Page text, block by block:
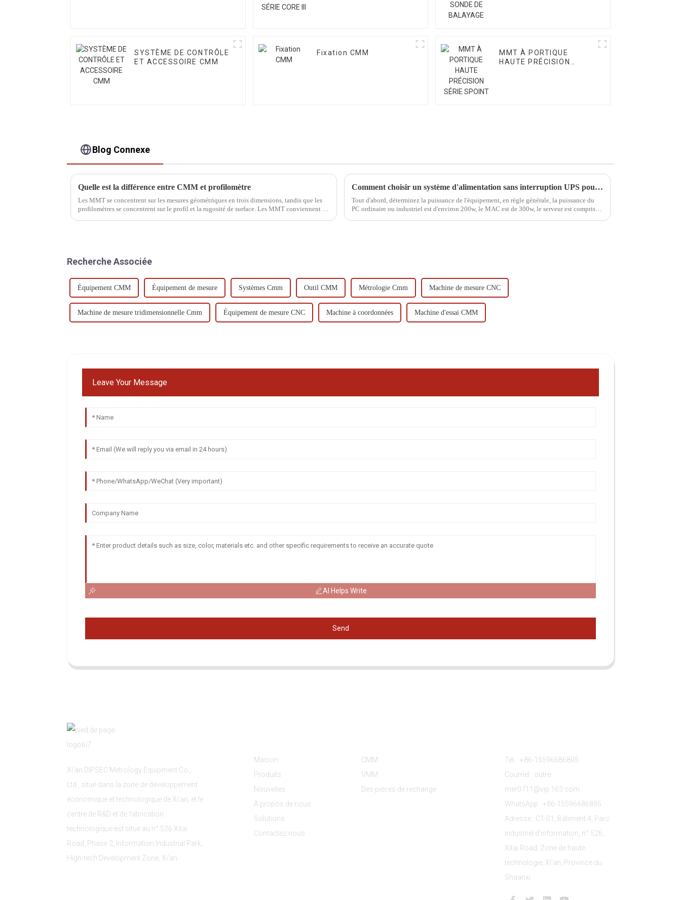
SYSTÈME DE CONTRÔLE
ET ACCESSOIRE CMM
Fixation CMM
MMT À PORTIQUE
HAUTE PRÉCISION
Blog Connexe
Quelle est la différence entre CMM et profilomètre
Les MMT se concentrent sur les mesures géométriques en trois dimensions, tandis que les
profilomètres se concentrent sur le profil et la rugosité de surface. Les MMT conviennent à
Comment choisir un système d'alimentation sans interruption UPS pour CMM
Tout d'abord, déterminez la puissance de l'équipement, en règle générale, la puissance du
PC ordinaire ou industriel est d'environ 200w, le MAC est de 300w, le serveur est compris
Recherche Associée
Équipement CMM Équipement de mesure Systèmes Cmm Outil CMM Métrologie Cmm Machine de mesure CNC
Machine de mesure tridimensionnelle Cmm Équipement de mesure CNC Machine à coordonnées Machine d'essai CMM
Leave Your Message
AI Helps Write
Send
Xi'an DIPSEC Metrology Equipment Co.,
Ltd., situé dans la zone de développement
économique et technologique de Xi'an, et le
centre de R&D et de fabrication
technologique est situé au n° 526 Xitai
Road, Phase 2, Information Industrial Park,
High-tech Development Zone, Xi'an.
Maison
Produits
Nouvelles
À propos de nous
Solutions
Contactez-nous
CMM
VMM
Des pièces de rechange
Tél. : +86-15596686895
Courriel : outre-
mer0711@vip.163.com
WhatsApp : +86-15596686895
Adresse : C1-01, Bâtiment 4, Parc
industriel d'information, n° 526,
Xitai Road, Zone de haute
technologie, Xi'an, Province du
Shaanxi